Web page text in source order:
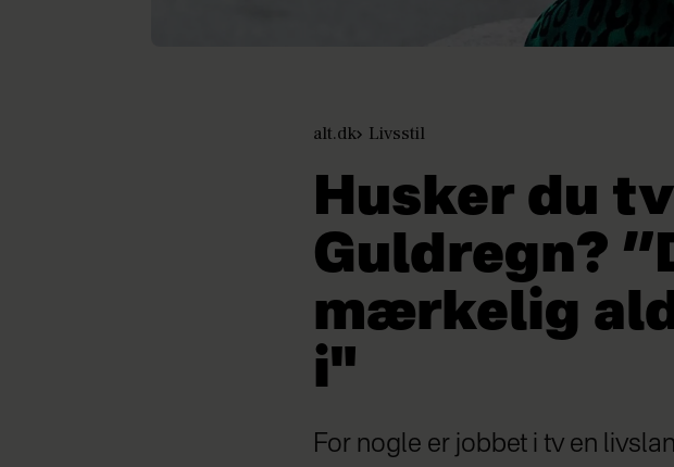
alt.dk Livsstil
Husker du
Guldregn?
mærkelig
i"
For nogle er jobbet i tv en